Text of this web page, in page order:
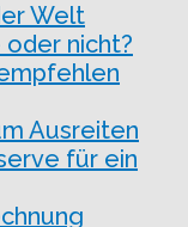
Welt
nicht?
Ausreiten
für ein